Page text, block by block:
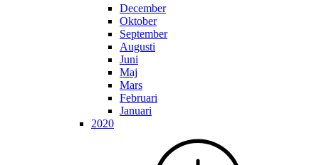
December
Oktober
September
Augusti
Juni
Maj
Mars
Februari
Januari
2020